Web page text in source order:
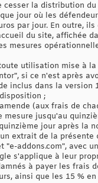
cesser la distribution
jour où les
par jour. En outre,
du site, affichée
mesures
utilisation mise à
si ce n'est après
inclus dans la
;
(aux frais de
jusqu'au
jour après la
extrait de la
"e-addons.com", avec
s'applique à leur
à payer les frais
ainsi que les 15 %